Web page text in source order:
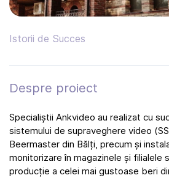
Istorii de Succes
Despre proiect
Specialiștii Ankvideo au realizat cu
sistemului de supraveghere video
Beermaster din Bălți, precum și
monitorizare în magazinele și filialele
producție a celei mai gustoase beri